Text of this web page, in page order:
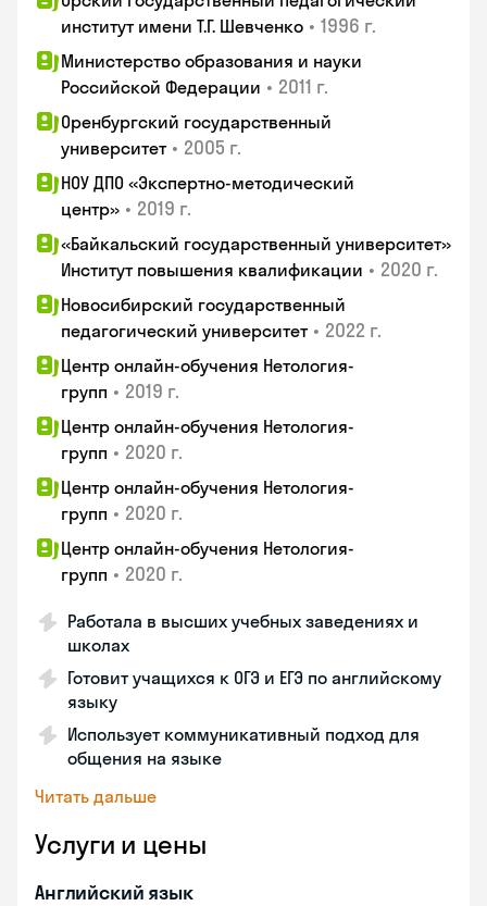
институт имени Т.Г. Шевченко • 1996 г.
Министерство образования и науки
Российской Федерации • 2011 г.
Оренбургский государственный
университет • 2005 г.
НОУ ДПО «Экспертно-методический
центр» • 2019 г.
«Байкальский государственный университет»
Институт повышения квалификации • 2020 г.
Новосибирский государственный
педагогический университет • 2022 г.
Центр онлайн-обучения Нетология-
групп • 2019 г.
Центр онлайн-обучения Нетология-
групп • 2020 г.
Центр онлайн-обучения Нетология-
групп • 2020 г.
Центр онлайн-обучения Нетология-
групп • 2020 г.
Работала в высших учебных заведениях и
школах
Готовит учащихся к ОГЭ и ЕГЭ по английскому
языку
Использует коммуникативный подход для
общения на языке
Читать дальше
Услуги и цены
Английский язык